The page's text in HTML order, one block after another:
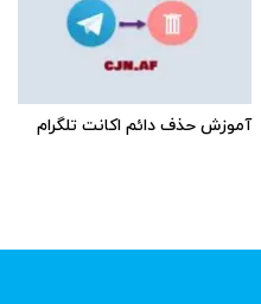
آموزش حذف دائم اکانت تلگرام